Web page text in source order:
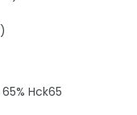
Hck65